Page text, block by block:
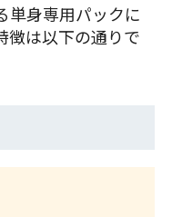
単身専用パックに
徴は以下の通りで